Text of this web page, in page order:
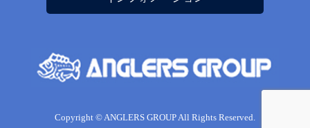
Copyright © ANGLERS GROUP All Rights Reserved.